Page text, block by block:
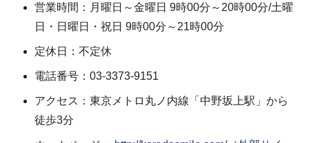
営業時間：月曜日～金曜日 9時00分～20時00分/土曜
日・日曜日・祝日 9時00分～21時00分
定休日：不定休
電話番号：03-3373-9151
アクセス：東京メトロ丸ノ内線「中野坂上駅」から
徒歩3分